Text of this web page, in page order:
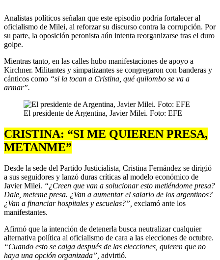
Analistas políticos señalan que este episodio podría fortalecer al
oficialismo de Milei, al reforzar su discurso contra la corrupción. Por
su parte, la oposición peronista aún intenta reorganizarse tras el duro
golpe.
Mientras tanto, en las calles hubo manifestaciones de apoyo a
Kirchner. Militantes y simpatizantes se congregaron con banderas y
cánticos como “si la tocan a Cristina, qué quilombo se va a
armar”.
El presidente de Argentina, Javier Milei. Foto: EFE
CRISTINA: “SI ME QUIEREN PRESA,
METANME”
Desde la sede del Partido Justicialista, Cristina Fernández se dirigió
a sus seguidores y lanzó duras críticas al modelo económico de
Javier Milei. “¿Creen que van a solucionar esto metiéndome presa?
Dale, meteme presa. ¿Van a aumentar el salario de los argentinos?
¿Van a financiar hospitales y escuelas?”, exclamó ante los
manifestantes.
Afirmó que la intención de detenerla busca neutralizar cualquier
alternativa política al oficialismo de cara a las elecciones de octubre.
“Cuando esto se caiga después de las elecciones, quieren que no
haya una opción organizada”, advirtió.